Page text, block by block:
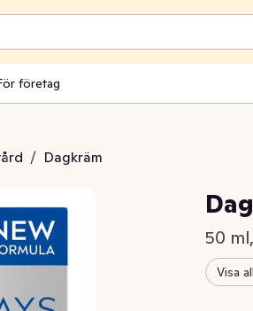
företag
/ Dagkräm
50
Visa